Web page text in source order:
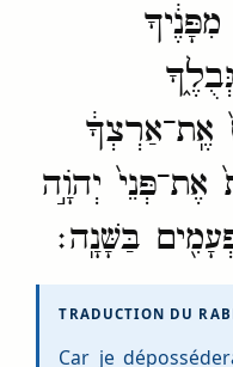
מִפָּנֶ֔יךָ
אֶֽת־אַרְצְךָ֔
יְהֹוָ֣ה
בַּשָּׁנָֽה׃
TRADUCTION DU
Car je